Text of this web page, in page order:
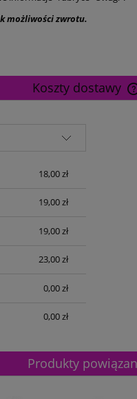
możliwości zwrotu.
Koszty dostawy
18,00 zł
19,00 zł
19,00 zł
23,00 zł
0,00 zł
0,00 zł
Produkty